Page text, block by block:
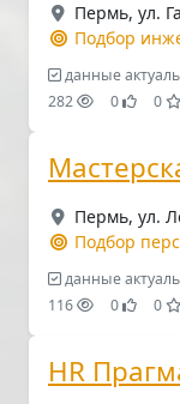
Пермь, ул.
Подбор
данные
282
0 0
Пермь, ул.
Подбор
данные
116
0 0
HR